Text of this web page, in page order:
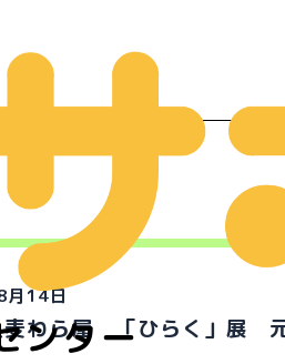
ンター
イ
月14日
麦わら屋 「ひらく」展